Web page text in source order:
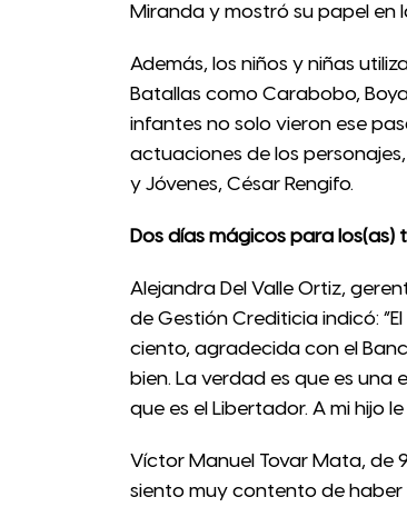
Miranda y mostró su papel en
Además, los niños y niñas
Batallas como Carabobo,
infantes no solo vieron ese
actuaciones de los
y Jóvenes, César Rengifo.
Dos días mágicos para los(as)
Alejandra Del Valle Ortiz,
de Gestión Crediticia indicó:
ciento, agradecida con el
bien. La verdad es que es
que es el Libertador. A mi hijo
Víctor Manuel Tovar Mata, de
siento muy contento de haber